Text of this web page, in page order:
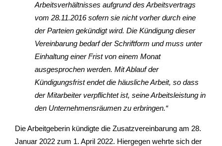
Arbeitsverhältnisses aufgrund des Arbeitsvertrags
vom 28.11.2016 sofern sie nicht vorher durch eine
der Parteien gekündigt wird. Die Kündigung dieser
Vereinbarung bedarf der Schriftform und muss unter
Einhaltung einer Frist von einem Monat
ausgesprochen werden. Mit Ablauf der
Kündigungsfrist endet die häusliche Arbeit, so dass
der Mitarbeiter verpflichtet ist, seine Arbeitsleistung in
den Unternehmensräumen zu erbringen.“
Die Arbeitgeberin kündigte die Zusatzvereinbarung am 28.
Januar 2022 zum 1. April 2022. Hiergegen wehrte sich der